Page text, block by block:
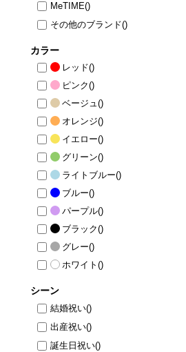
MeTIME()
その他のブランド()
カラー
レッド()
ピンク()
ベージュ()
オレンジ()
イエロー()
グリーン()
ライトブルー()
ブルー()
パープル()
ブラック()
グレー()
ホワイト ()
シーン
結婚祝い()
出産祝い()
誕生日祝い()